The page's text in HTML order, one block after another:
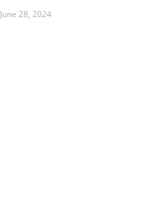
June 28, 2024